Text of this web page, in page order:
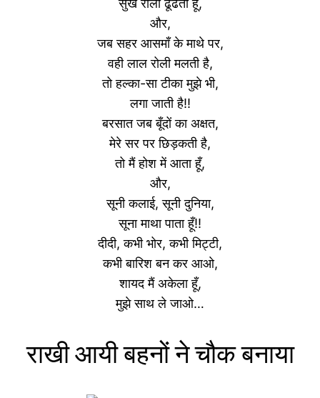
और,
जब सहर आसमाँ के माथे पर,
वही लाल रोली मलती है,
तो हल्का-सा टीका मुझे भी,
लगा जाती है!!
बरसात जब बूँदों का अक्षत,
मेरे सर पर छिड़कती है,
तो मैं होश में आता हूँ,
और,
सूनी कलाई, सूनी दुनिया,
सूना माथा पाता हूँ!!
दीदी, कभी भोर, कभी मिट्टी,
कभी बारिश बन कर आओ,
शायद मैं अकेला हूँ,
मुझे साथ ले जाओ…
राखी आयी बहनों ने चौक बनाया